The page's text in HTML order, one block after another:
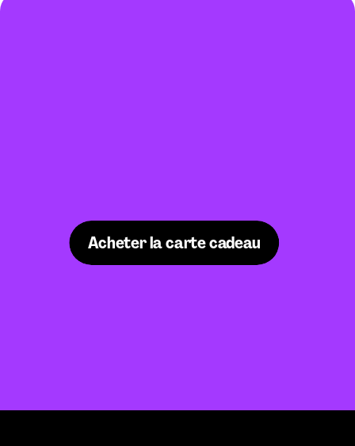
DULOCAL?
Acheter la carte cadeau